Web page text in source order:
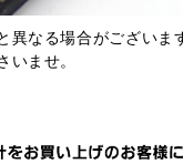
異なる場合がございま
いませ。